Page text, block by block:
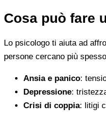
Cosa può fare
Lo psicologo ti aiuta ad
persone cercano più
Ansia e panico:
Depressione:
Crisi di coppia: litigi